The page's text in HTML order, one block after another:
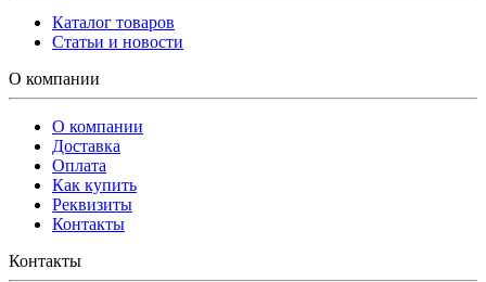
Каталог товаров
Статьи и новости
О компании
О компании
Доставка
Оплата
Как купить
Реквизиты
Контакты
Контакты